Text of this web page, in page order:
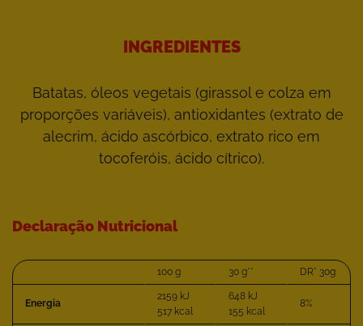
INGREDIENTES
Batatas, óleos vegetais (girassol e colza em
proporções variáveis), antioxidantes (extrato de
alecrim, ácido ascórbico, extrato rico em
tocoferóis, ácido cítrico).
Declaração Nutricional
100 g 30 g** DR* 30g
Energia
2159 kJ
517 kcal
648 kJ
155 kcal
8%